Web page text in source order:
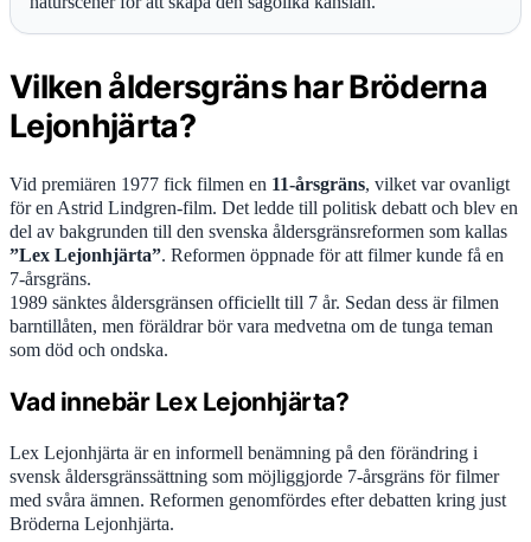
Vilken åldersgräns har Bröderna
Lejonhjärta?
Vid premiären 1977 fick filmen en 11-årsgräns, vilket var ovanligt
för en Astrid Lindgren-film. Det ledde till politisk debatt och blev en
del av bakgrunden till den svenska åldersgränsreformen som kallas
”Lex Lejonhjärta”. Reformen öppnade för att filmer kunde få en
7-årsgräns.
1989 sänktes åldersgränsen officiellt till 7 år. Sedan dess är filmen
barntillåten, men föräldrar bör vara medvetna om de tunga teman
som död och ondska.
Vad innebär Lex Lejonhjärta?
Lex Lejonhjärta är en informell benämning på den förändring i
svensk åldersgränssättning som möjliggjorde 7-årsgräns för filmer
med svåra ämnen. Reformen genomfördes efter debatten kring just
Bröderna Lejonhjärta.